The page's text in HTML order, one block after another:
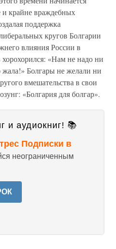
и крайне враждебных
поддержка
кругов Болгарии
влияния России в
«Нам не надо ни
жала!» Болгары не желали ни
вмешательства в свои
«Болгария для болгар».
и аудиокниг! 📚
Подписки в
неограниченным